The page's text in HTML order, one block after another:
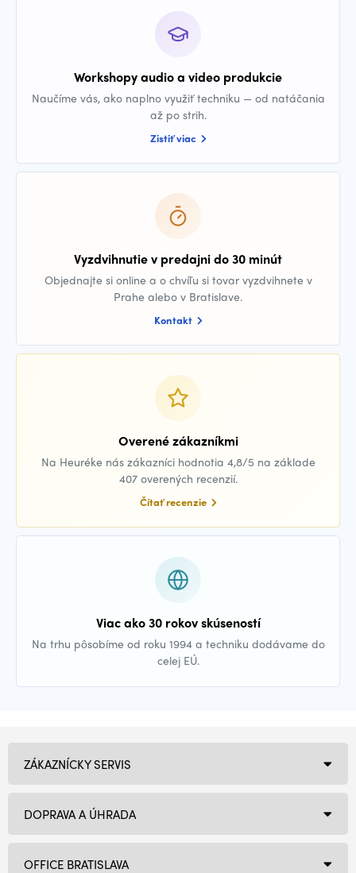
Workshopy audio a video produkcie
Naučíme vás, ako naplno využiť techniku — od natáčania
až po strih.
Zistiť viac
Vyzdvihnutie v predajni do 30 minút
Objednajte si online a o chvíľu si tovar vyzdvihnete v
Prahe alebo v Bratislave.
Kontakt
Overené zákazníkmi
Na Heuréke nás zákazníci hodnotia 4,8/5 na základe
407 overených recenzií.
Čítať recenzie
Viac ako 30 rokov skúseností
Na trhu pôsobíme od roku 1994 a techniku dodávame do
celej EÚ.
OFFICE BRATISLAVA
ZÁKAZNÍCKY SERVIS
DOPRAVA A ÚHRADA